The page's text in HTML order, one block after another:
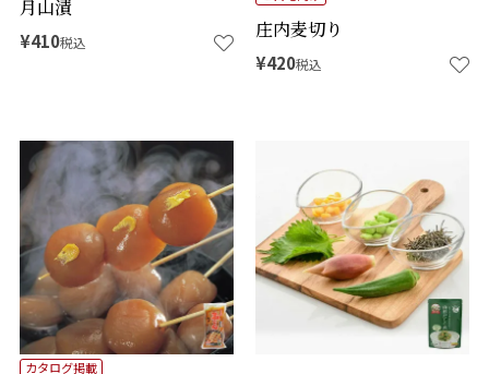
月山漬
¥410税込
庄内麦切り
¥420税込
カタログ掲載